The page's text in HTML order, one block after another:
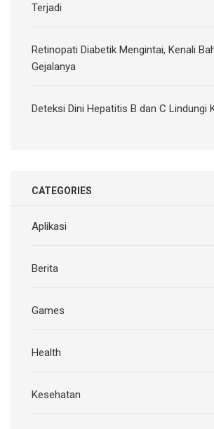
Terjadi
Retinopati Diabetik Mengintai, Kenali
Gejalanya
Deteksi Dini Hepatitis B dan C Lindungi
CATEGORIES
Aplikasi
Berita
Games
Health
Kesehatan